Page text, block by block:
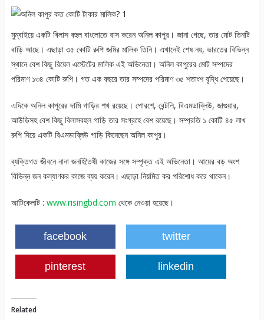
মুম্বাইয়ে একটি বিলাস বহুল বাংলোতে বাস করেন অনিল কাপুর। জানা গেছে, তার মোট তিনটি
বাড়ি আছে। এছাড়া ৩৫ কোটি রুপি জমির মালিক তিনি। এখানেই শেষ নয়, ভারতের বিভিন্ন
স্থানে বেশ কিছু রিয়েল এস্টেটের মালিক এই অভিনেতা। অনিল কাপুরের মোট সম্পদের
পরিমাণ ১৩৪ কোটি রুপি। গত এক বছরে তার সম্পদের পরিমাণ ৩৫ শতাংশ বৃদ্ধি পেয়েছে।
এদিকে অনিল কাপুরের দামি গাড়ির শখ রয়েছে। পোরশে, বেন্টলি, বিএমডাব্লিউ, জাগুয়ার,
আউডিসহ বেশ কিছু বিলাসবহুল গাড়ি তার সংগ্রহে বেশ রয়েছে। সম্প্রতি ১ কোটি ৪৫ লাখ
রুপি দিয়ে একটি বিএমডাব্লিউ গাড়ি কিনেছেন অনিল কাপুর।
ব্যক্তিগত জীবনে নানা জনহিতৈষী কাজের সঙ্গে সম্পৃক্ত এই অভিনেতা। আয়ের বড় অংশ
বিভিন্ন জন কল্যাণকর কাজে ব্যয় করেন। এছাড়া নিয়মিত কর পরিশোধ করে থাকেন।
আটিকেলটি ‍: www.risingbd.com থেকে নেওয়া হয়েছে।
facebook twitter
pinterest linkedin
Related